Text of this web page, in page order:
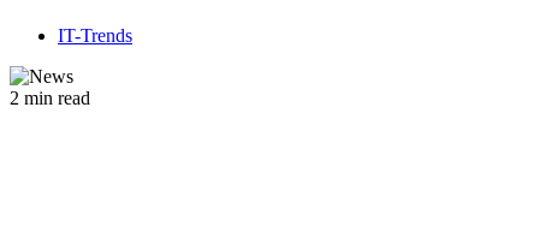
IT-Trends
2 min read